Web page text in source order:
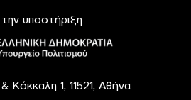
υποστήριξη
Κόκκαλη 1, 11521, Αθήνα